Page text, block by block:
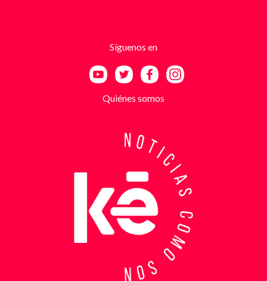
a las amenazas. Las exigencias económicas variaban
entre uno y cinco millones de pesos, dependiendo de
la supuesta “capacidad de pago” de cada víctima. A
antiextorsión que se extendió por varios sectores
investigadores revisaron más de 200 cámaras de
seguridad públicas y privadas, además de analizar
cerca de 300 horas de grabaciones, con el objetivo
de reconstruir los movimientos de los sospechosos
y establecer patrones de comportamiento. Ese
seguimiento permitió identificar no solo el punto y
la modalidad de entrega del dinero, sino también la
posible existencia de otras víctimas que habrían
sido contactadas bajo el mismo esquema de
intimidación. Con la información recopilada, se
coordinó el operativo que culminó con la captura en
flagrancia. El procedimiento se realizó en el
Síguenos en
Quiénes somos